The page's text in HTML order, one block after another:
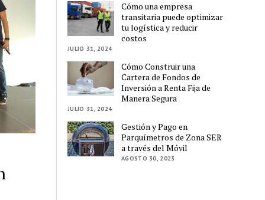
Cómo una empresa
transitaria puede optimizar
tu logística y reducir
costos
JULIO 31, 2024
Cómo Construir una
Cartera de Fondos de
Inversión a Renta Fija de
Manera Segura
JULIO 31, 2024
Gestión y Pago en
Parquímetros de Zona SER
a través del Móvil
AGOSTO 30, 2023